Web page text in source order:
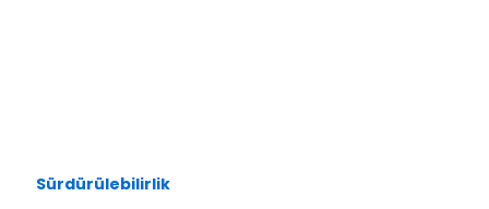
Sürdürülebilirlik